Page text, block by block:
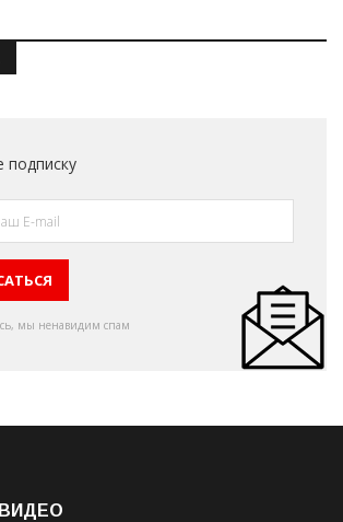
мы ненавидим спам